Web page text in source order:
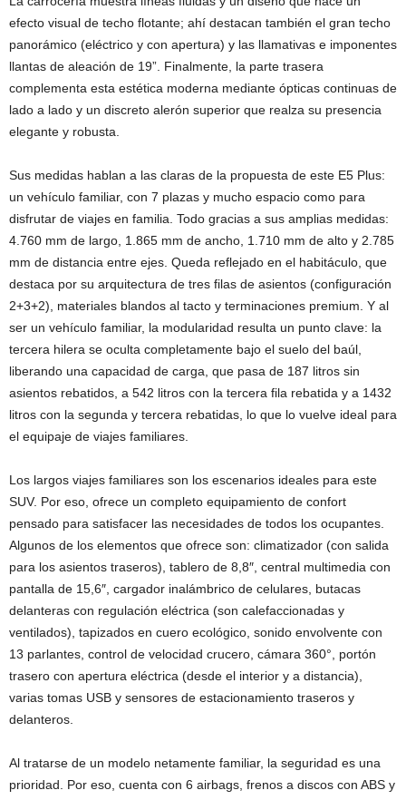
efecto visual de techo flotante; ahí destacan también el gran techo
panorámico (eléctrico y con apertura) y las llamativas e imponentes
llantas de aleación de 19”. Finalmente, la parte trasera
complementa esta estética moderna mediante ópticas continuas de
lado a lado y un discreto alerón superior que realza su presencia
elegante y robusta.
Sus medidas hablan a las claras de la propuesta de este E5 Plus:
un vehículo familiar, con 7 plazas y mucho espacio como para
disfrutar de viajes en familia. Todo gracias a sus amplias medidas:
4.760 mm de largo, 1.865 mm de ancho, 1.710 mm de alto y 2.785
mm de distancia entre ejes. Queda reflejado en el habitáculo, que
destaca por su arquitectura de tres filas de asientos (configuración
2+3+2), materiales blandos al tacto y terminaciones premium. Y al
ser un vehículo familiar, la modularidad resulta un punto clave: la
tercera hilera se oculta completamente bajo el suelo del baúl,
liberando una capacidad de carga, que pasa de 187 litros sin
asientos rebatidos, a 542 litros con la tercera fila rebatida y a 1432
litros con la segunda y tercera rebatidas, lo que lo vuelve ideal para
el equipaje de viajes familiares.
Los largos viajes familiares son los escenarios ideales para este
SUV. Por eso, ofrece un completo equipamiento de confort
pensado para satisfacer las necesidades de todos los ocupantes.
Algunos de los elementos que ofrece son: climatizador (con salida
para los asientos traseros), tablero de 8,8″, central multimedia con
pantalla de 15,6″, cargador inalámbrico de celulares, butacas
delanteras con regulación eléctrica (son calefaccionadas y
ventilados), tapizados en cuero ecológico, sonido envolvente con
13 parlantes, control de velocidad crucero, cámara 360°, portón
trasero con apertura eléctrica (desde el interior y a distancia),
varias tomas USB y sensores de estacionamiento traseros y
delanteros.
Al tratarse de un modelo netamente familiar, la seguridad es una
prioridad. Por eso, cuenta con 6 airbags, frenos a discos con ABS y